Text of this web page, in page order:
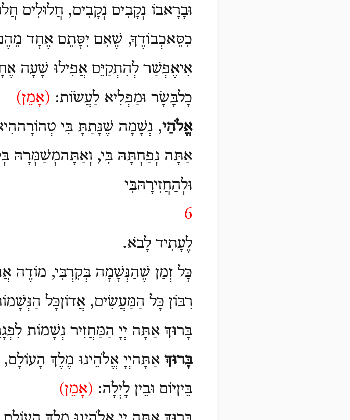
וּבָרָאבוֹ נְקָבִים נְקָבִים, חֲלוּלִים
כִסֵּאכְבוֹדֶךָ, שֶׁאִם יִסָּתֵם אֶחָד
אִיאֶפְשַׁר לְהִתְקַיֵּם אֲפִילוּ שָׁעָה
כָלבָּשָׂר וּמַפְלִיא לַעֲשֹוֹת: (אָמֵן)
אֱלֹהַי, נְשָׁמָה שֶׁנָּתַתָּ בִּי
אַתָּה נְפַחְתָּהּ בִּי, וְאַתָּהמְשַׁמְּרָהּ
וּלְהַחֲזִירָהּבִּי
6
לֶעָתִיד לָבֹא.
כָּל זְמַן שֶׁהַנְּשָׁמָה בְּקִרְבִּי, מוֹדֶה
רִבּוֹן כָּל הַמַּעֲשִׂים, אֲדוֹןכָּל
בָּרוּךְ אַתָּה יְיָ הַמַּחֲזִיר נְשָׁמוֹת
בָּרוּךְ אַתָּהיְיָ אֱלֹהֵינוּ מֶלֶךְ הָעוֹלָם,
בֵּיןיוֹם וּבֵין לָיְלָה: (אָמֵן)